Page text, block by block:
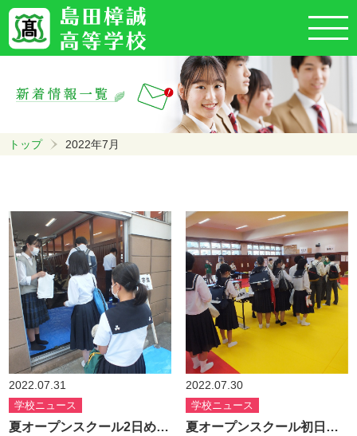
トップ 2022年7月
2022.07.31
学校ニュース
夏オープンスクール2日め…
2022.07.30
学校ニュース
夏オープンスクール初日…